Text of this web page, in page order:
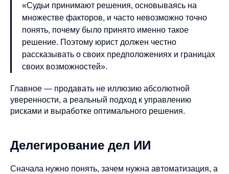
«Судьи принимают решения, основываясь на
множестве факторов, и часто невозможно точно
понять, почему было принято именно такое
решение. Поэтому юрист должен честно
рассказывать о своих предположениях и границах
своих возможностей».
Главное — продавать не иллюзию абсолютной
уверенности, а реальный подход к управлению
рисками и выработке оптимального решения.
Делегирование дел ИИ
Сначала нужно понять, зачем нужна автоматизация, а